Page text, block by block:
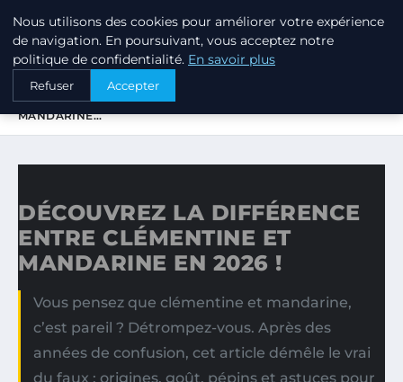
PTIT ANNUAIRE
ACCUEIL
DÉCOUVREZ LA DIFFÉRENCE ENTRE CLÉMENTINE ET
MANDARINE…
DÉCOUVREZ LA DIFFÉRENCE
ENTRE CLÉMENTINE ET
MANDARINE EN 2026 !
Vous pensez que clémentine et mandarine,
c’est pareil ? Détrompez-vous. Après des
années de confusion, cet article démêle le vrai
du faux : origines, goût, pépins et astuces pour
Nous utilisons des cookies pour améliorer votre expérience
de navigation. En poursuivant, vous acceptez notre
politique de confidentialité. En savoir plus
Refuser Accepter